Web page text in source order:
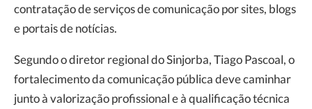
contratação de serviços de comunicação por sites, blogs
e portais de notícias.
Segundo o diretor regional do Sinjorba, Tiago Pascoal, o
fortalecimento da comunicação pública deve caminhar
junto à valorização profissional e à qualificação técnica